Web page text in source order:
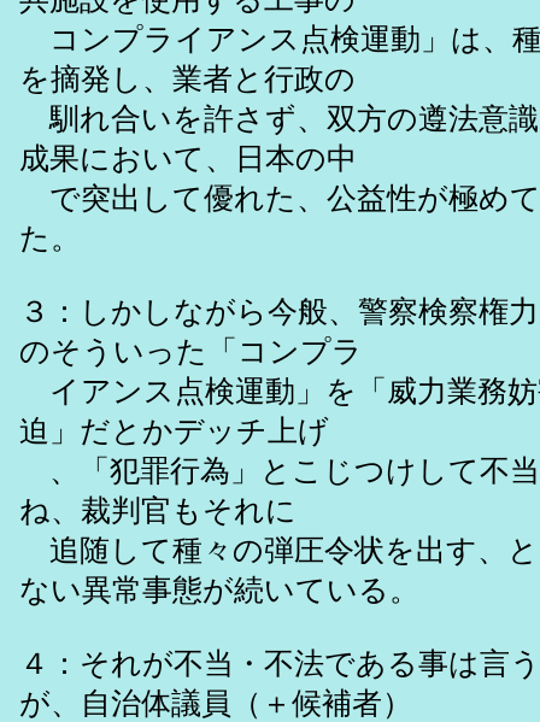
コンプライアンス点検運動」は、
を摘発し、業者と行政の
馴れ合いを許さず、双方の遵法意
成果において、日本の中
で突出して優れた、公益性が極め
た。
３：しかしながら今般、警察検察権
のそういった「コンプラ
イアンス点検運動」を「威力業務
迫」だとかデッチ上げ
、「犯罪行為」とこじつけして不
ね、裁判官もそれに
追随して種々の弾圧令状を出す、
ない異常事態が続いている。
４：それが不当・不法である事は言
が、自治体議員（＋候補者）